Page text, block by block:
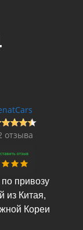
отзыва